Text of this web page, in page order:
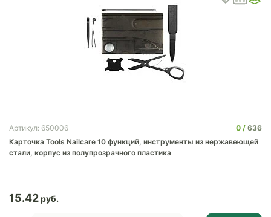
Артикул: 650006 0
636
Карточка Tools Nailcare 10 функций, инструменты из нержавеющей
стали, корпус из полупрозрачного пластика
15.42